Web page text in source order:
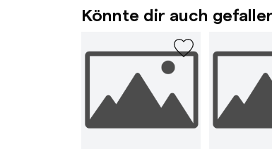
Könnte dir auch